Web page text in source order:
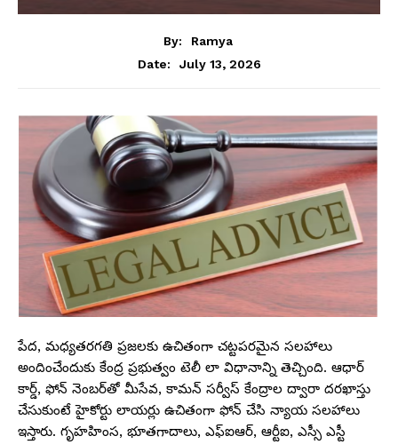
By:
Ramya
Date:
July 13, 2026
పేద, మధ్యతరగతి ప్రజలకు ఉచితంగా చట్టపరమైన సలహాలు
అందించేందుకు కేంద్ర ప్రభుత్వం టెలీ లా విధానాన్ని తెచ్చింది. ఆధార్
కార్డ్, ఫోన్ నెంబర్‌తో మీసేవ, కామన్ సర్వీస్ కేంద్రాల ద్వారా దరఖాస్తు
చేసుకుంటే హైకోర్టు లాయర్లు ఉచితంగా ఫోన్ చేసి న్యాయ సలహాలు
ఇస్తారు. గృహహింస, భూతగాదాలు, ఎఫ్‌ఐఆర్, ఆర్టీఐ, ఎస్సీ ఎస్టీ